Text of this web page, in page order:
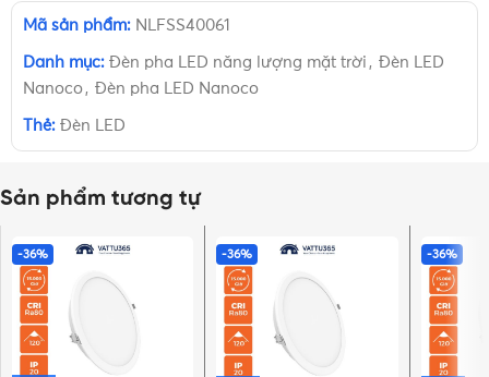
Mã sản phẩm: NLFSS40061
Danh mục: Đèn pha LED năng lượng mặt trời , Đèn LED
Nanoco, Đèn pha LED Nanoco
Thẻ: Đèn LED
Sản phẩm tương tự
-36% -36% -36%